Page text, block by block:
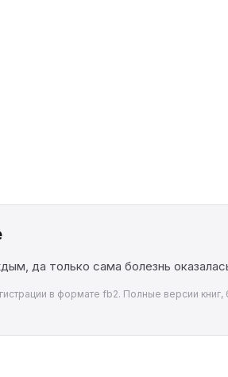
да только сама болезнь
в формате fb2. Полные версии